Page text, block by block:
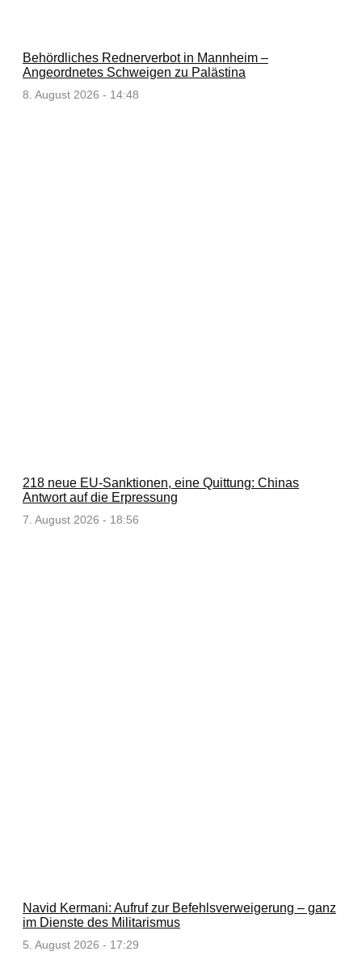
Behördliches Rednerverbot in Mannheim –
Angeordnetes Schweigen zu Palästina
8. August 2026 - 14:48
218 neue EU-Sanktionen, eine Quittung: Chinas
Antwort auf die Erpressung
7. August 2026 - 18:56
Navid Kermani: Aufruf zur Befehlsverweigerung – ganz
im Dienste des Militarismus
5. August 2026 - 17:29